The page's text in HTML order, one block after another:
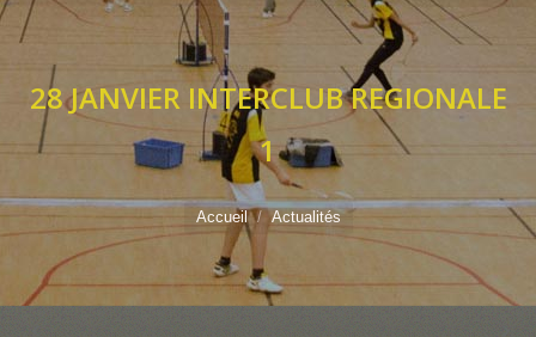
28 JANVIER INTERCLUB REGIONALE
1
Vous êtes ici :
Accueil Actualités